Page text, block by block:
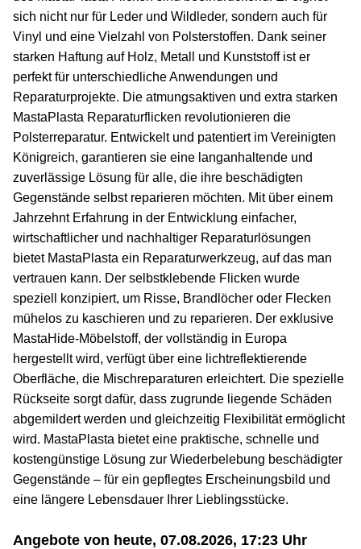
sich nicht nur für Leder und Wildleder, sondern auch für
Vinyl und eine Vielzahl von Polsterstoffen. Dank seiner
starken Haftung auf Holz, Metall und Kunststoff ist er
perfekt für unterschiedliche Anwendungen und
Reparaturprojekte. Die atmungsaktiven und extra starken
MastaPlasta Reparaturflicken revolutionieren die
Polsterreparatur. Entwickelt und patentiert im Vereinigten
Königreich, garantieren sie eine langanhaltende und
zuverlässige Lösung für alle, die ihre beschädigten
Gegenstände selbst reparieren möchten. Mit über einem
Jahrzehnt Erfahrung in der Entwicklung einfacher,
wirtschaftlicher und nachhaltiger Reparaturlösungen
bietet MastaPlasta ein Reparaturwerkzeug, auf das man
vertrauen kann. Der selbstklebende Flicken wurde
speziell konzipiert, um Risse, Brandlöcher oder Flecken
mühelos zu kaschieren und zu reparieren. Der exklusive
MastaHide-Möbelstoff, der vollständig in Europa
hergestellt wird, verfügt über eine lichtreflektierende
Oberfläche, die Mischreparaturen erleichtert. Die spezielle
Rückseite sorgt dafür, dass zugrunde liegende Schäden
abgemildert werden und gleichzeitig Flexibilität ermöglicht
wird. MastaPlasta bietet eine praktische, schnelle und
kostengünstige Lösung zur Wiederbelebung beschädigter
Gegenstände – für ein gepflegtes Erscheinungsbild und
eine längere Lebensdauer Ihrer Lieblingsstücke.
Angebote von heute, 07.08.2026, 17:23 Uhr